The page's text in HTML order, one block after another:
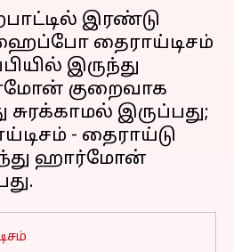
இரண்டு
தைராய்டிசம்
இருந்து
குறைவாக
சுரக்காமல் இருப்பது;
- தைராய்டு
ஹார்மோன்